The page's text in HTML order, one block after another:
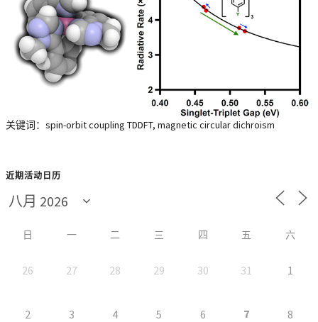
关键词：spin-orbit coupling TDDFT, magnetic circular dichroism
近期活动日历
日 一 二 三 四 五 六
26 27 28 29 30 31 1
2 3 4 5 6 7 8